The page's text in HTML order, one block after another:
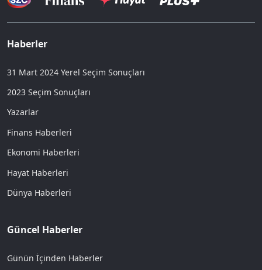
Haberler
31 Mart 2024 Yerel Seçim Sonuçları
2023 Seçim Sonuçları
Yazarlar
Finans Haberleri
Ekonomi Haberleri
Hayat Haberleri
Dünya Haberleri
Güncel Haberler
Günün İçinden Haberler